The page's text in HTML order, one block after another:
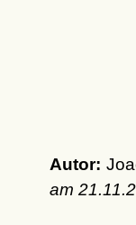
Autor:
am